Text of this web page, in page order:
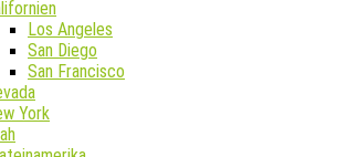
Los Angeles
San Diego
San Francisco
York